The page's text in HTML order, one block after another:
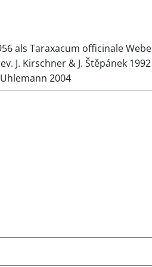
als Taraxacum officinale
J. Kirschner & J. Štěpánek
2004